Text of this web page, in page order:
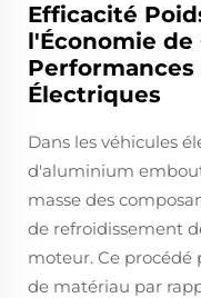
Efficacité
l'Économie
Électriques
Dans les véhicules
d'aluminium
masse des
de refroidissement
moteur. Ce procédé
de matériau par